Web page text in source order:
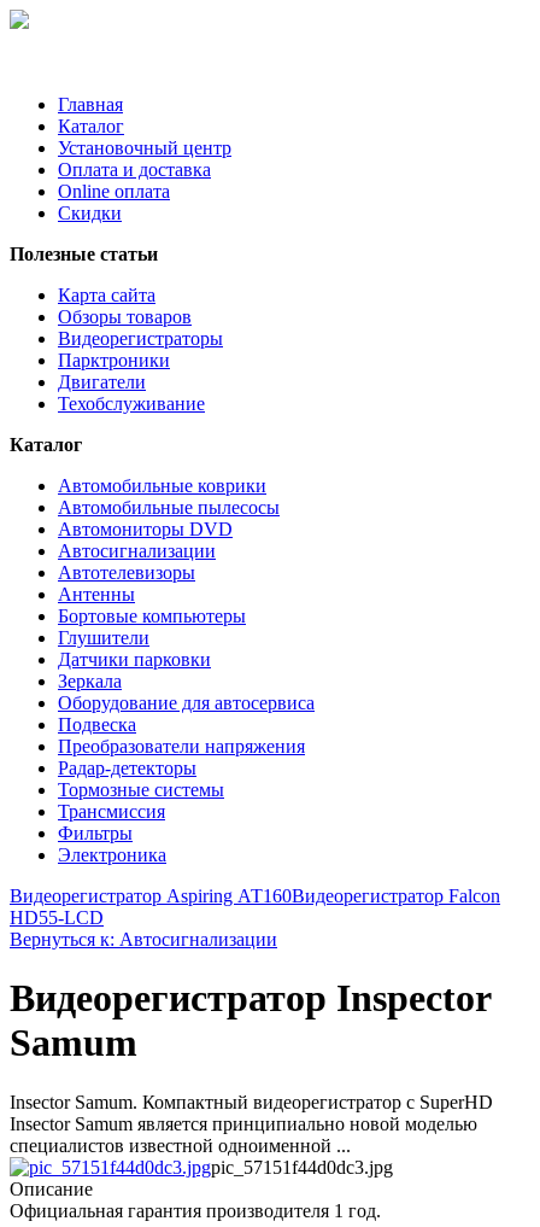
Главная
Каталог
Установочный центр
Оплата и доставка
Online оплата
Скидки
Полезные статьи
Карта сайта
Обзоры товаров
Видеорегистраторы
Парктроники
Двигатели
Техобслуживание
Каталог
Автомобильные коврики
Автомобильные пылесосы
Автомониторы DVD
Автосигнализации
Автотелевизоры
Антенны
Бортовые компьютеры
Глушители
Датчики парковки
Зеркала
Оборудование для автосервиса
Подвеска
Преобразователи напряжения
Радар-детекторы
Тормозные системы
Трансмиссия
Фильтры
Электроника
Видеорегистратор Aspiring АТ160Видеорегистратор Falcon
HD55-LCD
Вернуться к: Автосигнализации
Видеорегистратор Inspector
Samum
Insector Samum. Компактный видеорегистратор c SuperHD
Insector Samum является принципиально новой моделью
специалистов известной одноименной ...
pic_57151f44d0dc3.jpg
Описание
Официальная гарантия производителя 1 год.